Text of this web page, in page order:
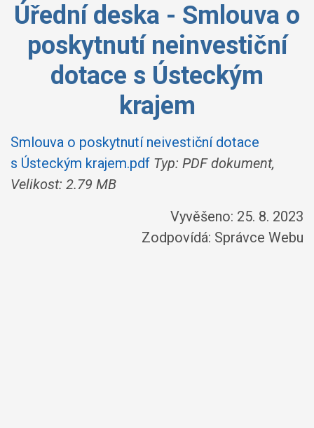
Úřední deska - Smlouva o
poskytnutí neinvestiční
dotace s Ústeckým
krajem
Smlouva o poskytnutí neivestiční dotace
s Ústeckým krajem.pdf Typ: PDF dokument,
Velikost: 2.79 MB
Vyvěšeno: 25. 8. 2023
Zodpovídá: Správce Webu